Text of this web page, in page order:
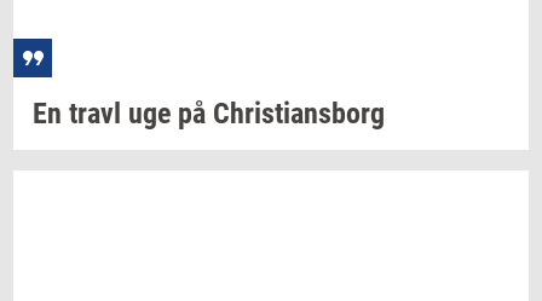
En travl uge på Chri­sti­ans­borg